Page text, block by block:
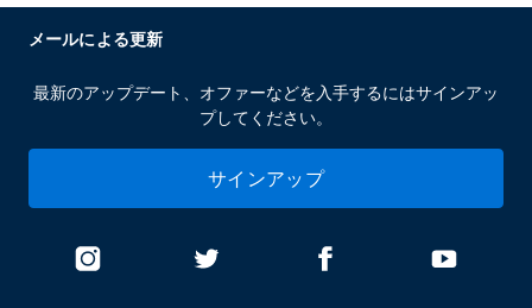
メールによる更新
最新のアップデート、オファーなどを入手するにはサインアッ
プしてください。
サインアップ